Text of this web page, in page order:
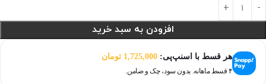
افزودن به سبد خرید
هر قسط با اسنپ‌پی: 1,725,000 تومان
۴ قسط ماهانه. بدون سود، چک و ضامن.